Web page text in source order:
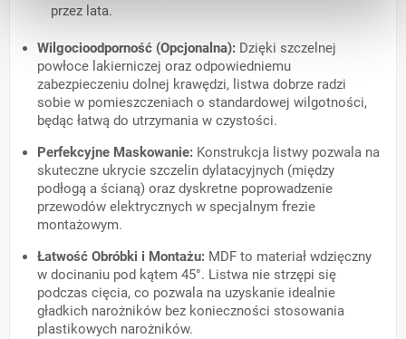
przez lata.
Wilgocioodporność (Opcjonalna): Dzięki szczelnej
powłoce lakierniczej oraz odpowiedniemu
zabezpieczeniu dolnej krawędzi, listwa dobrze radzi
sobie w pomieszczeniach o standardowej wilgotności,
będąc łatwą do utrzymania w czystości.
Perfekcyjne Maskowanie: Konstrukcja listwy pozwala na
skuteczne ukrycie szczelin dylatacyjnych (między
podłogą a ścianą) oraz dyskretne poprowadzenie
przewodów elektrycznych w specjalnym frezie
montażowym.
Łatwość Obróbki i Montażu: MDF to materiał wdzięczny
w docinaniu pod kątem 45°. Listwa nie strzępi się
podczas cięcia, co pozwala na uzyskanie idealnie
gładkich narożników bez konieczności stosowania
plastikowych narożników.